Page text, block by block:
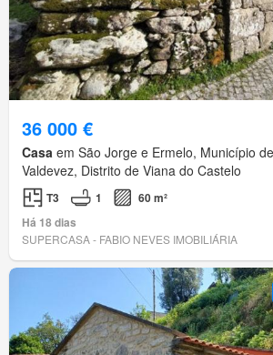
36 000 €
Casa em São Jorge e Ermelo, Município
Valdevez, Distrito de Viana do Castelo
T3 1
60 m²
Há 18 dias
SUPERCASA - FABIO NEVES IMOBILIÁRIA